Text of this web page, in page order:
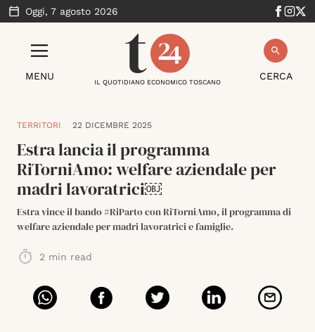
Oggi, 7 agosto 2026
MENU CERCA
IL QUOTIDIANO ECONOMICO TOSCANO
TERRITORI 22 DICEMBRE 2025
Estra lancia il programma
RiTorniAmo: welfare aziendale per
madri lavoratrici￼
Estra vince il bando #RiParto con RiTorniAmo, il programma di
welfare aziendale per madri lavoratrici e famiglie.
2 min read